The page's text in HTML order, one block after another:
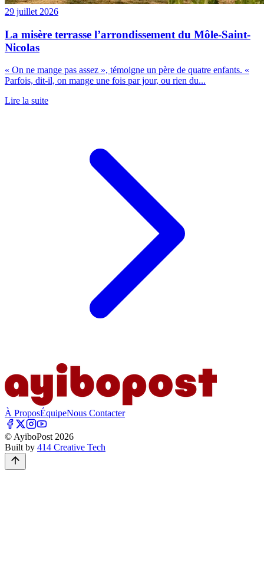
29 juillet 2026
La misère terrasse l’arrondissement du Môle-Saint-
Nicolas
« On ne mange pas assez », témoigne un père de quatre enfants. «
Parfois, dit-il, on mange une fois par jour, ou rien du...
Lire la suite
À ProposÉquipeNous Contacter
© AyiboPost2026
Built by 414 Creative Tech